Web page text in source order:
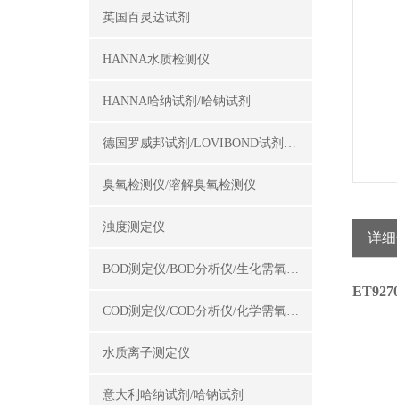
英国百灵达试剂
HANNA水质检测仪
HANNA哈纳试剂/哈钠试剂
德国罗威邦试剂/LOVIBOND试剂/罗威邦试剂
臭氧检测仪/溶解臭氧检测仪
浊度测定仪
BOD测定仪/BOD分析仪/生化需氧量测定仪
COD测定仪/COD分析仪/化学需氧量测定仪
水质离子测定仪
意大利哈纳试剂/哈钠试剂
详